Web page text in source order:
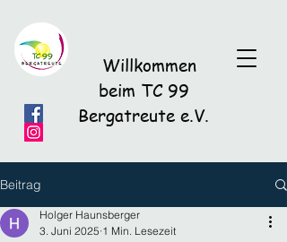
Willkommen
beim TC 99
Bergatreute e.V.
Beitrag
Holger Haunsberger
3. Juni 2025 1 Min. Lesezeit